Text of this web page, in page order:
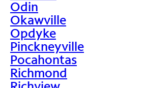
Odin
Okawville
Opdyke
Pinckneyville
Pocahontas
Richmond